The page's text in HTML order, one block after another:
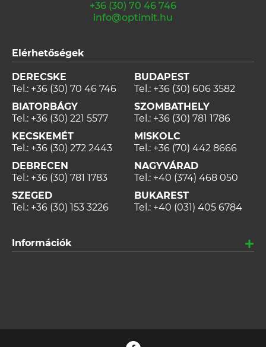
+36 (30) 70 46 746
info@optimit.hu
Elérhetőségek
DERECSKE
Tel.: +36 (30) 70 46 746
BIATORBÁGY
Tel.: +36 (30) 221 5577
KECSKEMÉT
Tel.: +36 (30) 272 2443
DEBRECEN
Tel.: +36 (30) 781 1783
SZEGED
Tel.: +36 (30) 153 3226
BUDAPEST
Tel.: +36 (30) 606 3582
SZOMBATHELY
Tel.: +36 (30) 781 1786
MISKOLC
Tel.: +36 (70) 442 8666
NAGYVÁRAD
Tel.: +40 (374) 468 050
BUKAREST
Tel.: +40 (031) 405 6784
Információk